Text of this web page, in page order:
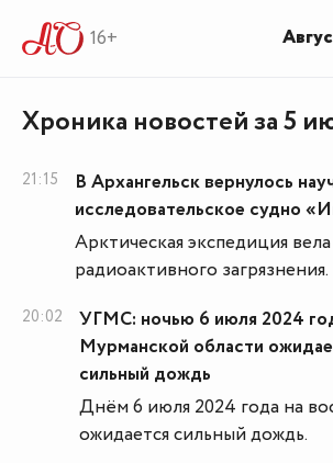
16+
Хроника новостей за 5
21:15
В Архангельск вернулось
исследовательское судно
Арктическая экспедиция
радиоактивного загрязнения.
20:02
УГМС: ночью 6 июля 2024
Мурманской области
сильный дождь
Днём 6 июля 2024 года на
ожидается сильный дождь.